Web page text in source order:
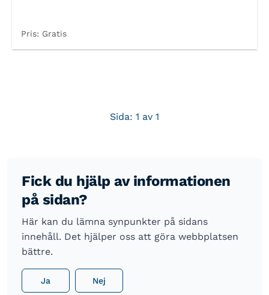
Pris: Gratis
Sida: 1 av 1
Fick du hjälp av informationen
på sidan?
Här kan du lämna synpunkter på sidans
innehåll. Det hjälper oss att göra webbplatsen
bättre.
Ja Nej